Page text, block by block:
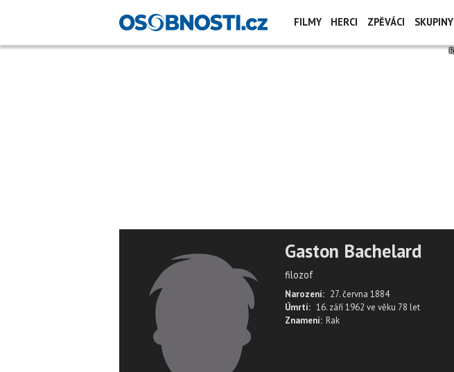
FILMY HERCI ZPĚVÁCI SKUPINY
Gaston Bachelard
filozof
Narození: 27. června 1884
Úmrtí: 16. září 1962 ve věku 78 let
Znamení: Rak